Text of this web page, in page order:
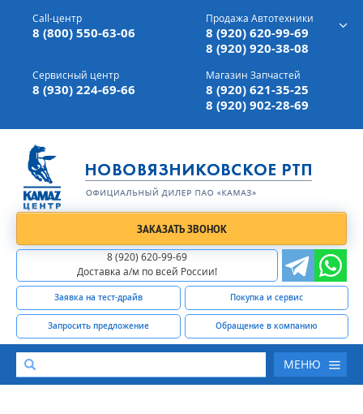
г. Вязники,ул. Механизаторов, д 90
Доставка а/м,по всей России
Call-центр
8 (800) 550-63-06
Продажа Автотехники
8 (920) 620-99-69
8 (920) 920-38-08
Сервисный центр
8 (930) 224-69-66
Магазин Запчастей
8 (920) 621-35-25
8 (920) 902-28-69
ЗАКАЗАТЬ ЗВОНОК
8 (920) 620-99-69
Доставка а/м по всей России!
Заявка на тест-драйв Покупка и сервис
Запросить предложение Обращение в компанию
МЕНЮ